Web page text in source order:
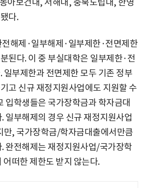
다.
해제·일부해제·일부제한·전면제한
된다. 이 중 부실대학은 일부제한·전
일부제한과 전면제한 모두 기존 정부
고 신규 재정지원사업에도 지원할 수
입학생들은 국가장학금과 학자금대
일부해제의 경우 신규 재정지원사업
만, 국가장학금/학자금대출에서만큼
완전해제는 재정지원사업/국가장학
떠한 제한도 받지 않는다.